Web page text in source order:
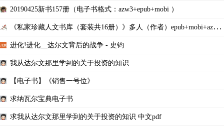
20190425新书157册（电子书格式：azw3+epub+mobi ）
《私家珍藏人文书库（套装共16册）》多人（作者）epub+mobi+azw3
进化!进化__达尔文背后的战争 - 史钧
我从达尔文那里学到的关于投资的知识
【电子书】《销售一号位》
求纳瓦尔宝典电子书
求我从达尔文那里学到的关于投资的知识 中文pdf